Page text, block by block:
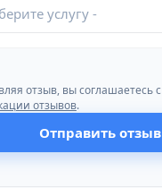
услугу -
отзыв, вы соглашаетесь с
отзывов.
Отправить отзыв